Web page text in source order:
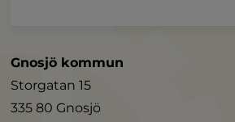
Gnosjö kommun
Storgatan 15
335 80 Gnosjö